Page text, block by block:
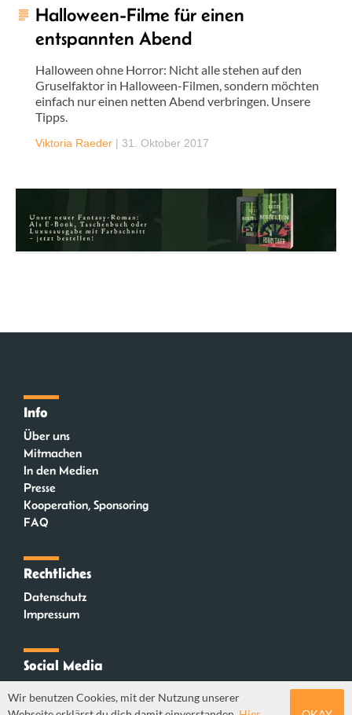
Halloween-Filme für einen
entspannten Abend
Halloween ohne Horror: Nicht alle stehen auf den
Gruselfaktor in Halloween-Filmen, sondern möchten
einfach nur einen netten Abend verbringen. Unsere
Tipps.
Viktoria Raeder | 31. Oktober 2017
Info
Über uns
Mitmachen
In den Medien
Presse
Kooperation, Sponsoring
FAQ
Rechtliches
Datenschutz
Impressum
Social Media
Mastodon
Wir benutzen Cookies, mit der Nutzung unserer